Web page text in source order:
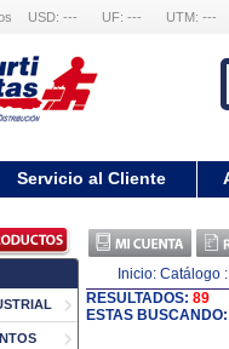
USD: --- UF: --- UTM: ---
Servicio al Cliente
Inicio: Catálogo
RESULTADOS: 89
ESTAS BUSCANDO: